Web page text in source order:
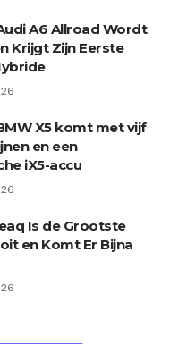
A6 Allroad Wordt
Krijgt Zijn Eerste
X5 komt met vijf
en een
iX5-accu
Is de Grootste
en Komt Er Bijna